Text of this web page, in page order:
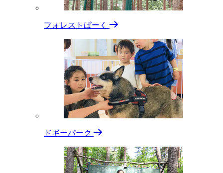
フォレストぱーく
ドギーパーク